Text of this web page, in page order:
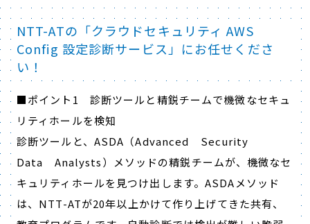
NTT-ATの「クラウドセキュリティ AWS
Config 設定診断サービス」にお任せくださ
い！
■ポイント1 診断ツールと精鋭チームで機微なセキュ
リティホールを検知
診断ツールと、ASDA（Advanced Security
Data Analysts）メソッドの精鋭チームが、機微なセ
キュリティホールを見つけ出します。ASDAメソッド
は、NTT-ATが20年以上かけて作り上げてきた共有、